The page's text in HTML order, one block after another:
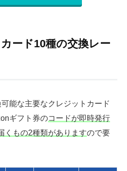
ード10種の交換レー
能な主要なクレジットカード
ギフト券のコードが即時発行
くもの2種類がありますので要